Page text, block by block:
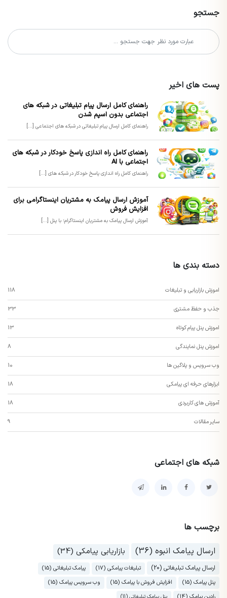
جستجو
پست های اخیر
راهنمای کامل ارسال پیام تبلیغاتی در شبکه های
اجتماعی بدون اسپم شدن
راهنمای کامل ارسال پیام تبلیغاتی در شبکه های اجتماعی [...]
راهنمای کامل راه اندازی پاسخ خودکار در شبکه های
اجتماعی با AI
راهنمای کامل راه اندازی پاسخ خودکار در شبکه های [...]
آموزش ارسال پیامک به مشتریان اینستاگرامی برای
افزایش فروش
آموزش ارسال پیامک به مشتریان اینستاگرام؛ با پنل [...]
دسته بندی ها
اموزش بازاریابی و تبلیغات 118
جذب و حفظ مشتری 33
اموزش پنل پیام کوتاه 13
اموزش پنل نمایندگی 8
وب سرویس و پلاگین ها 10
ابزارهای حرفه ای پیامکی 18
آموزش های کاربردی 18
سایر مقالات 9
شبکه های اجتماعی
برچسب ها
ارسال پیامک انبوه (36)
بازاریابی پیامکی (34)
ارسال پیامک تبلیغاتی (20) تبلیغات پیامکی (17)
پیامک تبلیغاتی (15)
پنل پیامک (15)
افزایش فروش با پیامک (15)
وب سرویس پیامک (15)